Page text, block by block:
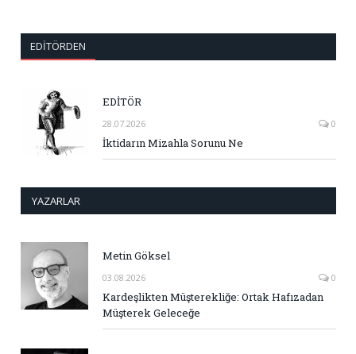
EDITÖRDEN
EDİTÖR
28.07.2026 0
İktidarın Mizahla Sorunu Ne
YAZARLAR
Metin Göksel
03.08.2026 0
Kardeşlikten Müşterekliğe: Ortak Hafızadan
Müşterek Geleceğe